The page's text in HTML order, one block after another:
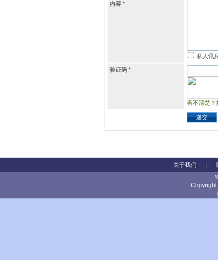
内容 *
私人讯
验证码 *
看不清楚？
递交
关于我们